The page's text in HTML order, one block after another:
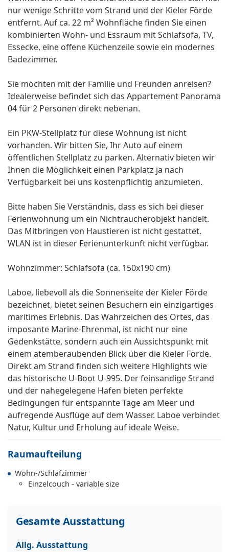
nur wenige Schritte vom Strand und der Kieler Förde
entfernt. Auf ca. 22 m² Wohnfläche finden Sie einen
kombinierten Wohn- und Essraum mit Schlafsofa, TV,
Essecke, eine offene Küchenzeile sowie ein modernes
Badezimmer.
Sie möchten mit der Familie und Freunden anreisen?
Idealerweise befindet sich das Appartement Panorama
04 für 2 Personen direkt nebenan.
Ein PKW-Stellplatz für diese Wohnung ist nicht
vorhanden. Wir bitten Sie, Ihr Auto auf einem
öffentlichen Stellplatz zu parken. Alternativ bieten wir
Ihnen die Möglichkeit einen Parkplatz ja nach
Verfügbarkeit bei uns kostenpflichtig anzumieten.
Bitte haben Sie Verständnis, dass es sich bei dieser
Ferienwohnung um ein Nichtraucherobjekt handelt.
Das Mitbringen von Haustieren ist nicht gestattet.
WLAN ist in dieser Ferienunterkunft nicht verfügbar.
Wohnzimmer: Schlafsofa (ca. 150x190 cm)
Laboe, liebevoll als die Sonnenseite der Kieler Förde
bezeichnet, bietet seinen Besuchern ein einzigartiges
maritimes Erlebnis. Das Wahrzeichen des Ortes, das
imposante Marine-Ehrenmal, ist nicht nur eine
Gedenkstätte, sondern auch ein Aussichtspunkt mit
einem atemberaubenden Blick über die Kieler Förde.
Direkt am Strand finden sich weitere Highlights wie
das historische U-Boot U-995. Der feinsandige Strand
und der nahegelegene Hafen bieten perfekte
Bedingungen für entspannte Tage am Meer und
aufregende Ausflüge auf dem Wasser. Laboe verbindet
Natur, Kultur und Erholung auf ideale Weise.
Raumaufteilung
Wohn-/Schlafzimmer
Einzelcouch - variable size
Gesamte Ausstattung
Allg. Ausstattung